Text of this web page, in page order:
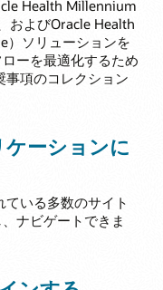
Health Millennium
およびOracle Health
）ソリューションを
ーを最適化するため
事項のコレクション
ーションに
いる多数のサイト
ナビゲートできま